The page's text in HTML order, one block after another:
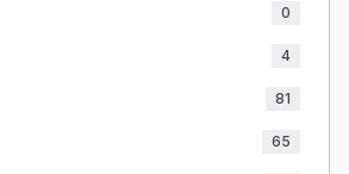
0
4
81
65